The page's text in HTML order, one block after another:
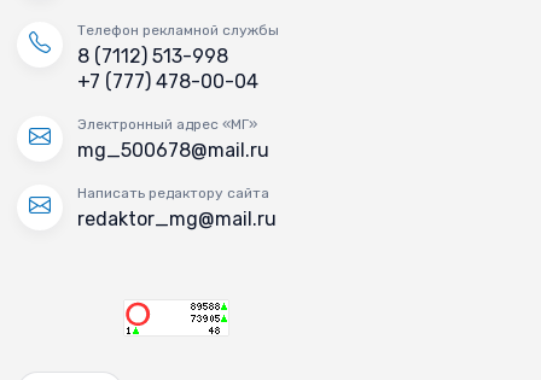
Телефон рекламной службы
8 (7112) 513-998
+7 (777) 478-00-04
Электронный адрес «МГ»
mg_500678@mail.ru
Написать редактору сайта
redaktor_mg@mail.ru